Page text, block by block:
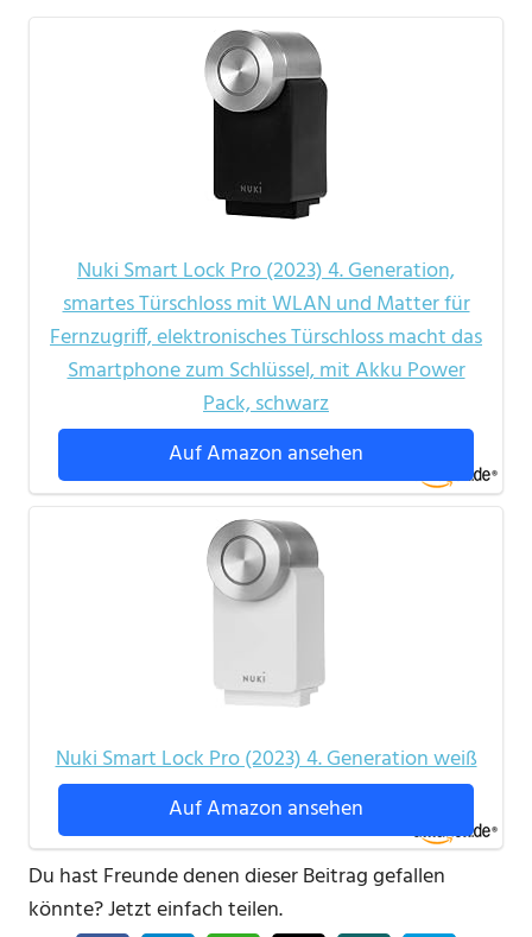
Nuki Smart Lock Pro (2023) 4. Generation,
smartes Türschloss mit WLAN und Matter für
Fernzugriff, elektronisches Türschloss macht das
Smartphone zum Schlüssel, mit Akku Power
Pack, schwarz
Auf Amazon ansehen
Nuki Smart Lock Pro (2023) 4. Generation weiß
Auf Amazon ansehen
Du hast Freunde denen dieser Beitrag gefallen
könnte? Jetzt einfach teilen.